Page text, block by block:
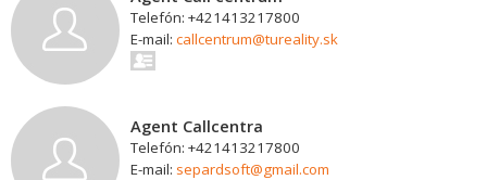
Telefón: +421413217800
E-mail: callcentrum@tureality.sk
Agent Callcentra
Telefón: +421413217800
E-mail: separdsoft@gmail.com